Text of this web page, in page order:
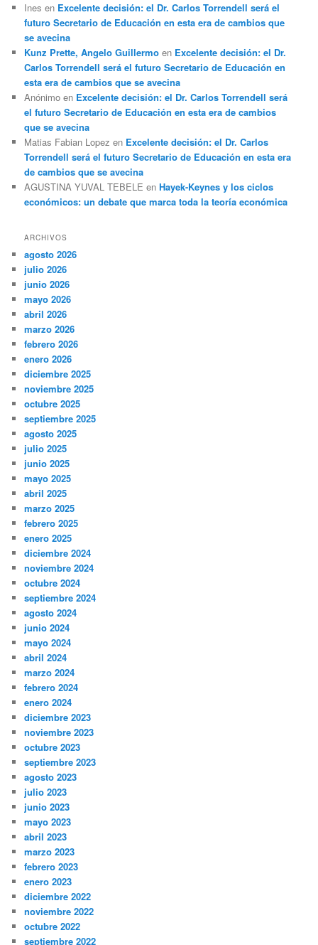
Ines en Excelente decisión: el Dr. Carlos Torrendell será el
futuro Secretario de Educación en esta era de cambios que
se avecina
Kunz Prette, Angelo Guillermo en Excelente decisión: el Dr.
Carlos Torrendell será el futuro Secretario de Educación en
esta era de cambios que se avecina
Anónimo en Excelente decisión: el Dr. Carlos Torrendell será
el futuro Secretario de Educación en esta era de cambios
que se avecina
Matias Fabian Lopez en Excelente decisión: el Dr. Carlos
Torrendell será el futuro Secretario de Educación en esta era
de cambios que se avecina
AGUSTINA YUVAL TEBELE enHayek-Keynes y los ciclos
económicos: un debate que marca toda la teoría económica
ARCHIVOS
agosto 2026
julio 2026
junio 2026
mayo 2026
abril 2026
marzo 2026
febrero 2026
enero 2026
diciembre 2025
noviembre 2025
octubre 2025
septiembre 2025
agosto 2025
julio 2025
junio 2025
mayo 2025
abril 2025
marzo 2025
febrero 2025
enero 2025
diciembre 2024
noviembre 2024
octubre 2024
septiembre 2024
agosto 2024
junio 2024
mayo 2024
abril 2024
marzo 2024
febrero 2024
enero 2024
diciembre 2023
noviembre 2023
octubre 2023
septiembre 2023
agosto 2023
julio 2023
junio 2023
mayo 2023
abril 2023
marzo 2023
febrero 2023
enero 2023
diciembre 2022
noviembre 2022
octubre 2022
septiembre 2022